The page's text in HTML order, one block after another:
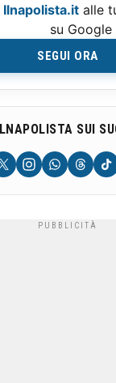
Ilnapolista.it alle
su Google
SEGUI ORA
SUI